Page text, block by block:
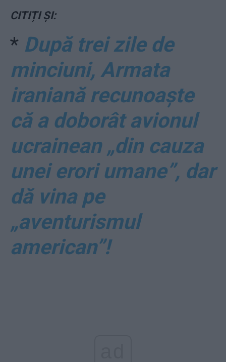
CITIȚI ȘI:
* După trei zile de
minciuni, Armata
iraniană recunoaște
că a doborât avionul
ucrainean „din cauza
unei erori umane”, dar
dă vina pe
„aventurismul
american”!